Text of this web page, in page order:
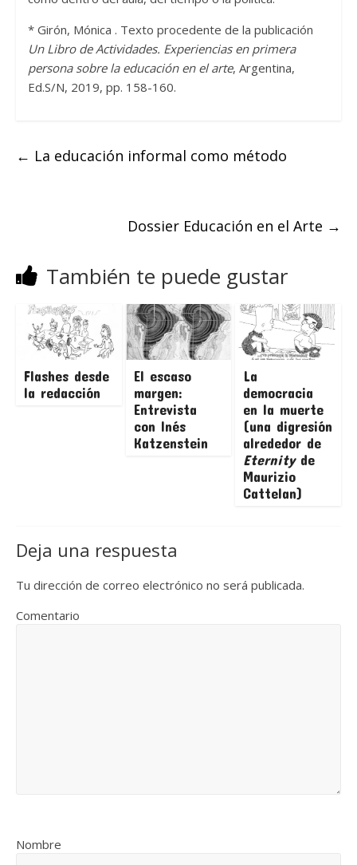
* Girón, Mónica . Texto procedente de la publicación
Un Libro de Actividades. Experiencias en primera
persona sobre la educación en el arte, Argentina,
Ed.S/N, 2019, pp. 158-160.
← La educación informal como método
Dossier Educación en el Arte →
También te puede gustar
Flashes desde
la redacción
El escaso
margen:
Entrevista
con Inés
Katzenstein
La
democracia
en la muerte
(una digresión
alrededor de
Eternityde
Maurizio
Cattelan)
Deja una respuesta
Tu dirección de correo electrónico no será publicada.
Comentario
Nombre